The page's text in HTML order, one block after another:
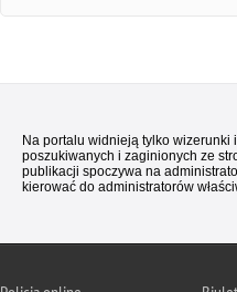
Na portalu widnieją tylko
poszukiwanych i zaginionych ze
publikacji spoczywa na
kierować do administratorów